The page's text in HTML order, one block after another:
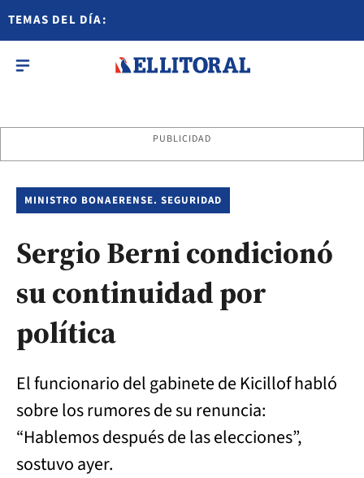
TEMAS DEL DÍA:
PUBLICIDAD
MINISTRO BONAERENSE. SEGURIDAD
Sergio Berni condicionó
su continuidad por
política
El funcionario del gabinete de Kicillof habló
sobre los rumores de su renuncia:
“Hablemos después de las elecciones”,
sostuvo ayer.